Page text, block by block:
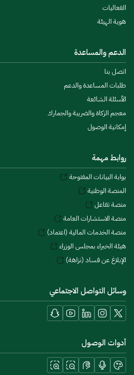
الفعاليات
هوية الهيئة
الدعم والمساعدة
اتصل بنا
طلبات المساعدة والدعم
الأسئلة الشائعة
معجم الزكاة والضريبة والجمارك
إمكانية الوصول
روابط مهمة
بوابة البيانات المفتوحة
المنصة الوطنية
منصة تفاعل
منصة الاستشارات العامة
منصة الخدمات المالية (اعتماد)
هيئة الخبراء بمجلس الوزراء
الإبلاغ عن فساد (نزاهة)
وسائل التواصل الاجتماعي
أدوات الوصول